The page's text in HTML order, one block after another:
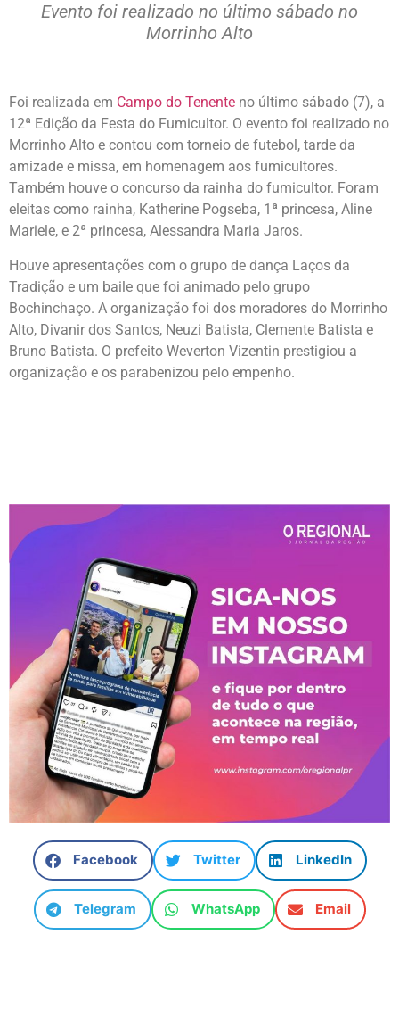
Evento foi realizado no último sábado no
Morrinho Alto
Foi realizada em Campo do Tenente no último sábado (7), a
12ª Edição da Festa do Fumicultor. O evento foi realizado no
Morrinho Alto e contou com torneio de futebol, tarde da
amizade e missa, em homenagem aos fumicultores.
Também houve o concurso da rainha do fumicultor. Foram
eleitas como rainha, Katherine Pogseba, 1ª princesa, Aline
Mariele, e 2ª princesa, Alessandra Maria Jaros.
Houve apresentações com o grupo de dança Laços da
Tradição e um baile que foi animado pelo grupo
Bochinchaço. A organização foi dos moradores do Morrinho
Alto, Divanir dos Santos, Neuzi Batista, Clemente Batista e
Bruno Batista. O prefeito Weverton Vizentin prestigiou a
organização e os parabenizou pelo empenho.
Facebook Twitter LinkedIn
Telegram WhatsApp Email